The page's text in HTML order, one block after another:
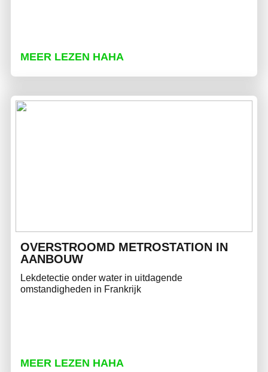
MEER LEZEN HAHA
OVERSTROOMD METROSTATION IN
AANBOUW
Lekdetectie onder water in uitdagende
omstandigheden in Frankrijk
MEER LEZEN HAHA